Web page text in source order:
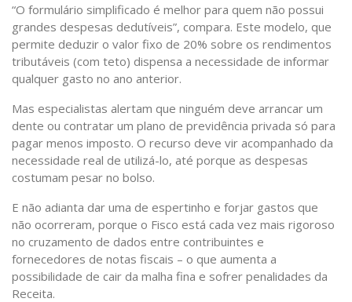
“O formulário simplificado é melhor para quem não possui
grandes despesas dedutíveis”, compara. Este modelo, que
permite deduzir o valor fixo de 20% sobre os rendimentos
tributáveis (com teto) dispensa a necessidade de informar
qualquer gasto no ano anterior.
Mas especialistas alertam que ninguém deve arrancar um
dente ou contratar um plano de previdência privada só para
pagar menos imposto. O recurso deve vir acompanhado da
necessidade real de utilizá-lo, até porque as despesas
costumam pesar no bolso.
E não adianta dar uma de espertinho e forjar gastos que
não ocorreram, porque o Fisco está cada vez mais rigoroso
no cruzamento de dados entre contribuintes e
fornecedores de notas fiscais – o que aumenta a
possibilidade de cair da malha fina e sofrer penalidades da
Receita.